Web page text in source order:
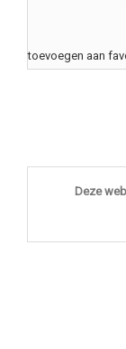
toevoegen aan
Deze